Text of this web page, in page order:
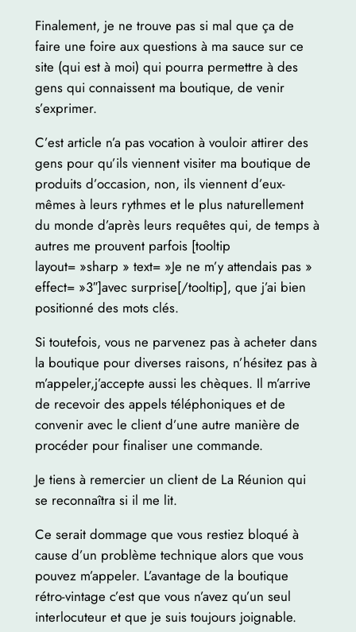
Finalement, je ne trouve pas si mal que ça de
faire une foire aux questions à ma sauce sur ce
site (qui est à moi) qui pourra permettre à des
gens qui connaissent ma boutique, de venir
s’exprimer.
C’est article n’a pas vocation à vouloir attirer des
gens pour qu’ils viennent visiter ma boutique de
produits d’occasion, non, ils viennent d’eux-
mêmes à leurs rythmes et le plus naturellement
du monde d’après leurs requêtes qui, de temps à
autres me prouvent parfois [tooltip
layout= »sharp » text= »Je ne m’y attendais pas »
effect= »3″]avec surprise[/tooltip], que j’ai bien
positionné des mots clés.
Si toutefois, vous ne parvenez pas à acheter dans
la boutique pour diverses raisons, n’hésitez pas à
m’appeler,j’accepte aussi les chèques. Il m’arrive
de recevoir des appels téléphoniques et de
convenir avec le client d’une autre manière de
procéder pour finaliser une commande.
Je tiens à remercier un client de La Réunion qui
se reconnaîtra si il me lit.
Ce serait dommage que vous restiez bloqué à
cause d’un problème technique alors que vous
pouvez m’appeler. L’avantage de la boutique
rétro-vintage c’est que vous n’avez qu’un seul
interlocuteur et que je suis toujours joignable.